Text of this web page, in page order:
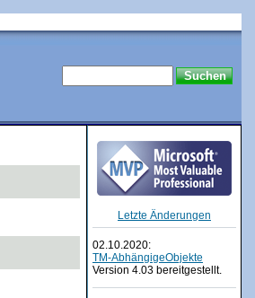
Letzte Änderungen
02.10.2020:
TM-AbhängigeObjekte
Version 4.03 bereitgestellt.